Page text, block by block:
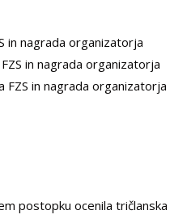
in nagrada organizatorja
in nagrada organizatorja
FZS in nagrada organizatorja
postopku ocenila tričlanska